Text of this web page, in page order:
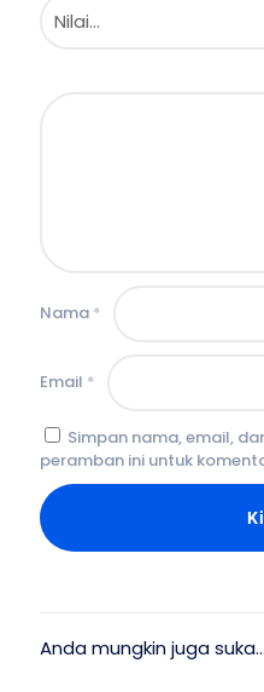
Nama *
Email *
Simpan nama, email,
peramban ini untuk
Anda mungkin juga suka…